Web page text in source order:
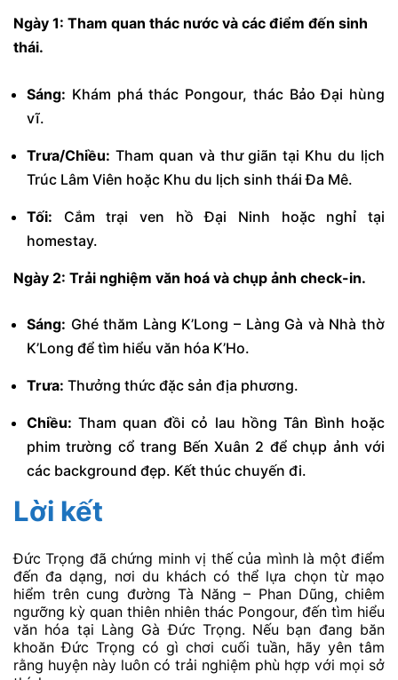
Ngày 1: Tham quan thác nước và các điểm đến sinh
thái.
Sáng: Khám phá thác Pongour, thác Bảo Đại hùng
vĩ.
Trưa/Chiều: Tham quan và thư giãn tại Khu du lịch
Trúc Lâm Viên hoặc Khu du lịch sinh thái Đa Mê.
Tối: Cắm trại ven hồ Đại Ninh hoặc nghỉ tại
homestay.
Ngày 2: Trải nghiệm văn hoá và chụp ảnh check-in.
Sáng: Ghé thăm Làng K’Long – Làng Gà và Nhà thờ
K’Long để tìm hiểu văn hóa K’Ho.
Trưa: Thưởng thức đặc sản địa phương.
Chiều: Tham quan đồi cỏ lau hồng Tân Bình hoặc
phim trường cổ trang Bến Xuân 2 để chụp ảnh với
các background đẹp. Kết thúc chuyến đi.
Lời kết
Đức Trọng đã chứng minh vị thế của mình là một điểm
đến đa dạng, nơi du khách có thể lựa chọn từ mạo
hiểm trên cung đường Tà Năng – Phan Dũng, chiêm
ngưỡng kỳ quan thiên nhiên thác Pongour, đến tìm hiểu
văn hóa tại Làng Gà Đức Trọng. Nếu bạn đang băn
khoăn Đức Trọng có gì chơi cuối tuần, hãy yên tâm
rằng huyện này luôn có trải nghiệm phù hợp với mọi sở